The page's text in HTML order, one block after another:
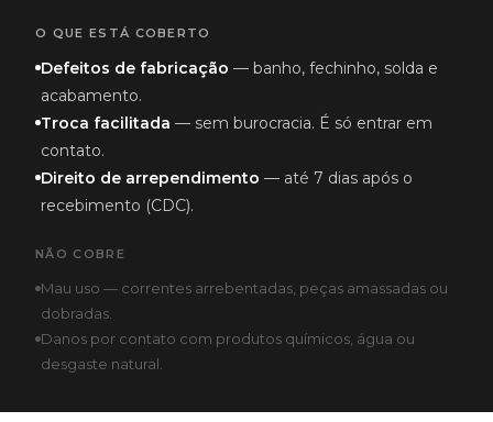
O QUE ESTÁ COBERTO
Defeitos de fabricação — banho, fechinho, solda e
acabamento.
Troca facilitada — sem burocracia. É só entrar em
contato.
Direito de arrependimento — até 7 dias após o
recebimento (CDC).
NÃO COBRE
Mau uso — correntes arrebentadas, peças amassadas ou
dobradas.
Danos por contato com produtos químicos, água ou
desgaste natural.